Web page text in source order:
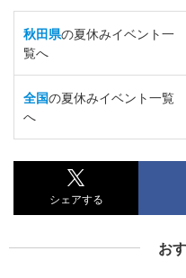
秋田県の夏休みイベント一
覧へ
全国の夏休みイベント一覧
へ
シェアする
お